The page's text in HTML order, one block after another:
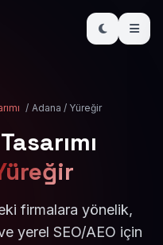
/ Adana / Yüreğir
firmalara yönelik,
yerel SEO/AEO için